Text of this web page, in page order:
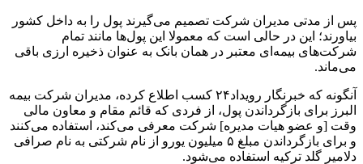
پس از مدتی مدیران شرکت تصمیم می‌گیرند پول را به داخل کشور
بیاورند؛ این در حالی است که معمولا این پول‌‌ها مانند تمام
شرکت‌های بیمه‌ای معتبر در همان بانک به عنوان ذخیره ارزی باقی
می‌ماند.
آنگونه که خبرنگار رویداد۲۴ کسب اطلاع کرده، مدیران شرکت بیمه
البرز برای بازگرداندن پول، از فردی که قائم مقام و معاون مالی
وقت [و عضو هیات مدیره] شرکت معرفی می‌کند، استفاده می‌کنند
و برای بازگرداندن مبلغ ۵ میلیون یورو از نام شرکتی به نام صرافی
دلامیر گلد ترکیه استفاده می‌شود.